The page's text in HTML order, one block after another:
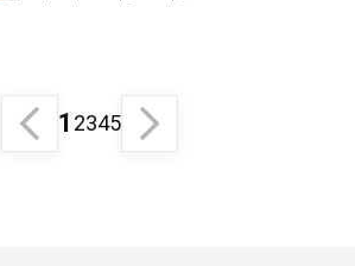
1 2345